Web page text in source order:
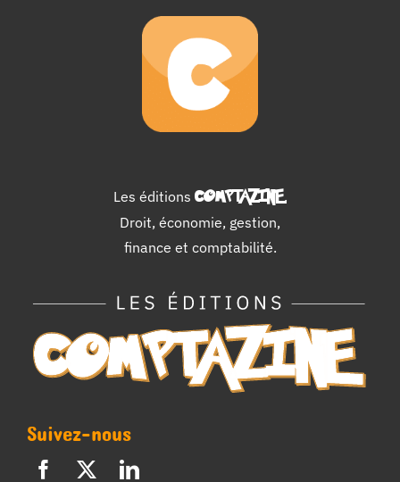
Les éditions COMPTAZINE.
Droit, économie, gestion,
finance et comptabilité.
Suivez-nous